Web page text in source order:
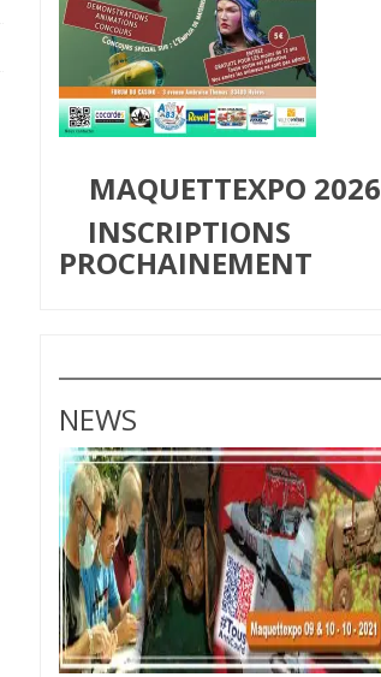
MAQUETTEXPO 2026
INSCRIPTIONS
PROCHAINEMENT
NEWS